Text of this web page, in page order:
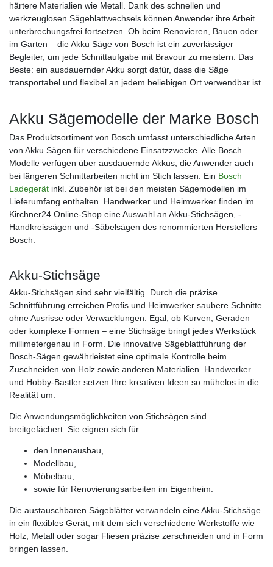
härtere Materialien wie Metall. Dank des schnellen und
werkzeuglosen Sägeblattwechsels können Anwender ihre Arbeit
unterbrechungsfrei fortsetzen. Ob beim Renovieren, Bauen oder
im Garten – die Akku Säge von Bosch ist ein zuverlässiger
Begleiter, um jede Schnittaufgabe mit Bravour zu meistern. Das
Beste: ein ausdauernder Akku sorgt dafür, dass die Säge
transportabel und flexibel an jedem beliebigen Ort verwendbar ist.
Akku Sägemodelle der Marke Bosch
Das Produktsortiment von Bosch umfasst unterschiedliche Arten
von Akku Sägen für verschiedene Einsatzzwecke. Alle Bosch
Modelle verfügen über ausdauernde Akkus, die Anwender auch
bei längeren Schnittarbeiten nicht im Stich lassen. Ein Bosch
Ladegerät inkl. Zubehör ist bei den meisten Sägemodellen im
Lieferumfang enthalten. Handwerker und Heimwerker finden im
Kirchner24 Online-Shop eine Auswahl an Akku-Stichsägen, -
Handkreissägen und -Säbelsägen des renommierten Herstellers
Bosch.
Akku-Stichsäge
Akku-Stichsägen sind sehr vielfältig. Durch die präzise
Schnittführung erreichen Profis und Heimwerker saubere Schnitte
ohne Ausrisse oder Verwacklungen. Egal, ob Kurven, Geraden
oder komplexe Formen – eine Stichsäge bringt jedes Werkstück
millimetergenau in Form. Die innovative Sägeblattführung der
Bosch-Sägen gewährleistet eine optimale Kontrolle beim
Zuschneiden von Holz sowie anderen Materialien. Handwerker
und Hobby-Bastler setzen Ihre kreativen Ideen so mühelos in die
Realität um.
Die Anwendungsmöglichkeiten von Stichsägen sind
breitgefächert. Sie eignen sich für
den Innenausbau,
Modellbau,
Möbelbau,
sowie für Renovierungsarbeiten im Eigenheim.
Die austauschbaren Sägeblätter verwandeln eine Akku-Stichsäge
in ein flexibles Gerät, mit dem sich verschiedene Werkstoffe wie
Holz, Metall oder sogar Fliesen präzise zerschneiden und in Form
bringen lassen.